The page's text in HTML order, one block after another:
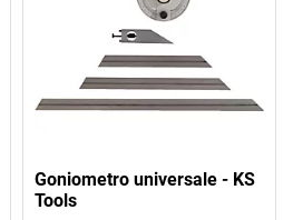
Goniometro universale - KS
Tools